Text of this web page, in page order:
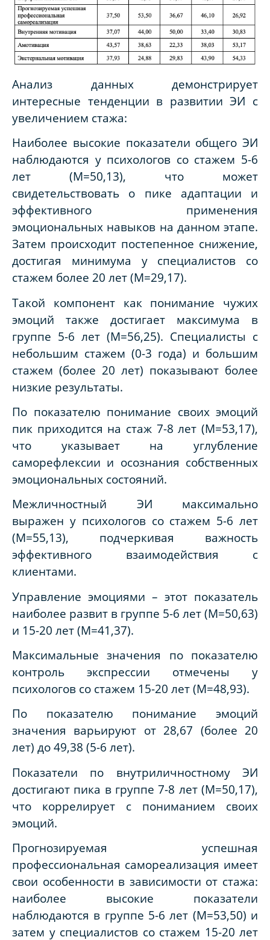
Анализ данных демонстрирует
интересные тенденции в развитии ЭИ с
увеличением стажа:
Наиболее высокие показатели общего ЭИ
наблюдаются у психологов со стажем 5-6
лет (M=50,13), что может
свидетельствовать о пике адаптации и
эффективного применения
эмоциональных навыков на данном этапе.
Затем происходит постепенное снижение,
достигая минимума у специалистов со
стажем более 20 лет (M=29,17).
Такой компонент как понимание чужих
эмоций также достигает максимума в
группе 5-6 лет (M=56,25). Специалисты с
небольшим стажем (0-3 года) и большим
стажем (более 20 лет) показывают более
низкие результаты.
По показателю понимание своих эмоций
пик приходится на стаж 7-8 лет (M=53,17),
что указывает на углубление
саморефлексии и осознания собственных
эмоциональных состояний.
Межличностный ЭИ максимально
выражен у психологов со стажем 5-6 лет
(M=55,13), подчеркивая важность
эффективного взаимодействия с
клиентами.
Управление эмоциями – этот показатель
наиболее развит в группе 5-6 лет (M=50,63)
и 15-20 лет (M=41,37).
Максимальные значения по показателю
контроль экспрессии отмечены у
психологов со стажем 15-20 лет (M=48,93).
По показателю понимание эмоций
значения варьируют от 28,67 (более 20
лет) до 49,38 (5-6 лет).
Показатели по внутриличностному ЭИ
достигают пика в группе 7-8 лет (M=50,17),
что коррелирует с пониманием своих
эмоций.
Прогнозируемая успешная
профессиональная самореализация имеет
свои особенности в зависимости от стажа:
наиболее высокие показатели
наблюдаются в группе 5-6 лет (M=53,50) и
затем у специалистов со стажем 15-20 лет